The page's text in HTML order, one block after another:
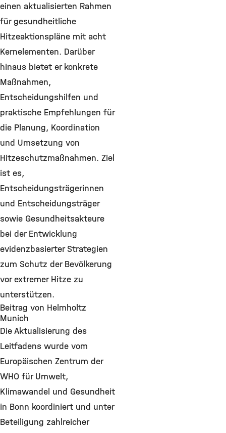
einen aktualisierten Rahmen
für gesundheitliche
Hitzeaktionspläne mit acht
Kernelementen. Darüber
hinaus bietet er konkrete
Maßnahmen,
Entscheidungshilfen und
praktische Empfehlungen für
die Planung, Koordination
und Umsetzung von
Hitzeschutzmaßnahmen. Ziel
ist es,
Entscheidungsträgerinnen
und Entscheidungsträger
sowie Gesundheitsakteure
bei der Entwicklung
evidenzbasierter Strategien
zum Schutz der Bevölkerung
vor extremer Hitze zu
unterstützen.
Beitrag von Helmholtz
Munich
Die Aktualisierung des
Leitfadens wurde vom
Europäischen Zentrum der
WHO für Umwelt,
Klimawandel und Gesundheit
in Bonn koordiniert und unter
Beteiligung zahlreicher